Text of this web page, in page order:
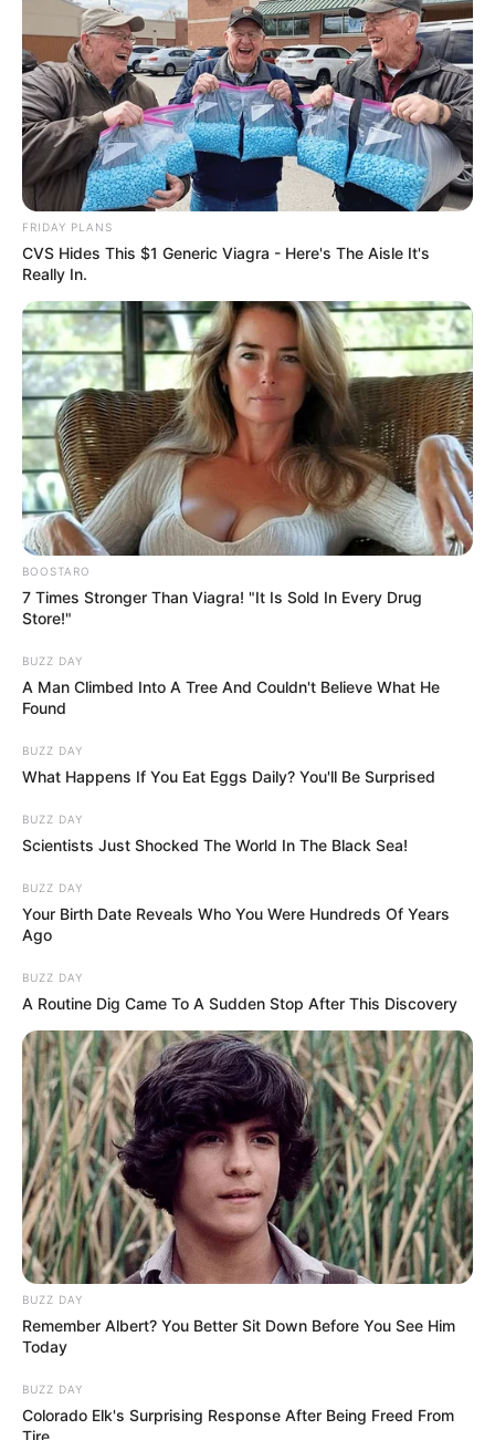
FRIDAY PLANS
CVS Hides This $1 Generic Viagra - Here's The Aisle It's
Really In.
BOOSTARO
7 Times Stronger Than Viagra! "It Is Sold In Every Drug
Store!"
BUZZ DAY
A Man Climbed Into A Tree And Couldn't Believe What He
Found
BUZZ DAY
What Happens If You Eat Eggs Daily? You'll Be Surprised
BUZZ DAY
Scientists Just Shocked The World In The Black Sea!
BUZZ DAY
Your Birth Date Reveals Who You Were Hundreds Of Years
Ago
BUZZ DAY
A Routine Dig Came To A Sudden Stop After This Discovery
BUZZ DAY
Remember Albert? You Better Sit Down Before You See Him
Today
BUZZ DAY
Colorado Elk's Surprising Response After Being Freed From